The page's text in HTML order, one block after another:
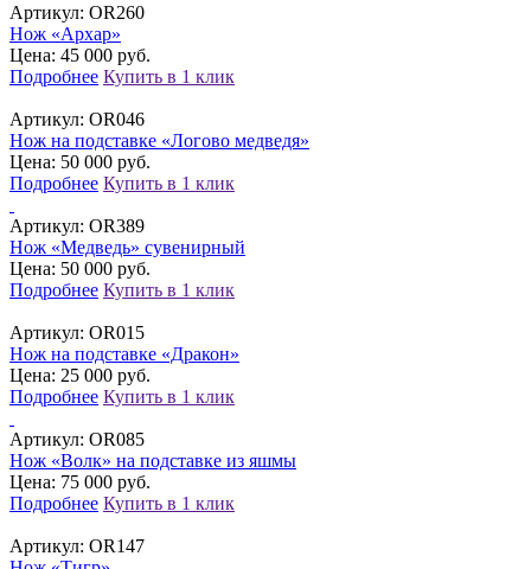
Артикул: OR260
Нож «Архар»
Цена: 45 000 руб.
Подробнее Купить в 1 клик
Артикул: OR046
Нож на подставке «Логово медведя»
Цена: 50 000 руб.
Подробнее Купить в 1 клик
Артикул: OR389
Нож «Медведь» сувенирный
Цена: 50 000 руб.
Подробнее Купить в 1 клик
Артикул: OR015
Нож на подставке «Дракон»
Цена: 25 000 руб.
Подробнее Купить в 1 клик
Артикул: OR085
Нож «Волк» на подставке из яшмы
Цена: 75 000 руб.
Подробнее Купить в 1 клик
Артикул: OR147